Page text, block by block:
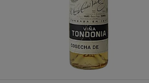
Hier gedijen druivenrassen zoals
de nabijgelegen rivier de Ebro.
vakmanschap en precisie samen
seinen op groen staan, en dat is vele
en zelfs de zeldzame rosé.